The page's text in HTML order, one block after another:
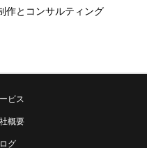
作とコンサルティング
ビス
概要
グ